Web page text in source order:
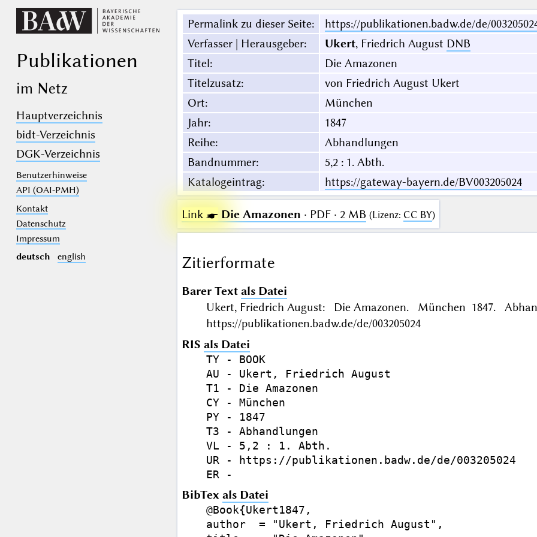
Publikationen
im Netz
Hauptverzeichnis
bidt-Verzeichnis
DGK-Verzeichnis
Benutzerhinweise
API (OAI-PMH)
Kontakt
Datenschutz
Impressum
deutsch
english
Permalink zu dieser Seite:
https://publikationen.badw.de/de/
Verfasser | Herausgeber: Ukert, Friedrich August DNB
Titel:
Die Amazonen
Titelzusatz:
von Friedrich August Ukert
Ort:
München
Jahr:
1847
Reihe:
Abhandlungen
Bandnummer:
5,2 : 1. Abth.
Katalogeintrag: https://gateway-bayern.de/BV003205024
Link ☛ Die Amazonen · PDF · 2 MB (Lizenz: CC BY)
Zitierformate
Barer Text als Datei
Ukert, Friedrich August: Die Amazonen. München 1847.
https://publikationen.badw.de/de/003205024
RIS als Datei
TY - BOOK
AU - Ukert, Friedrich August
T1 - Die Amazonen
CY - München
PY - 1847
T3 - Abhandlungen
VL - 5,2 : 1. Abth.
UR - https://publikationen.badw.de/de/003205024
BibTex als Datei
@Book{Ukert1847,
author  = "Ukert, Friedrich August",